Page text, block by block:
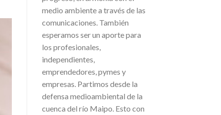
medio ambiente a través de las
comunicaciones. También
esperamos ser un aporte para
los profesionales,
independientes,
emprendedores, pymes y
empresas. Partimos desde la
defensa medioambiental de la
cuenca del río Maipo. Esto con